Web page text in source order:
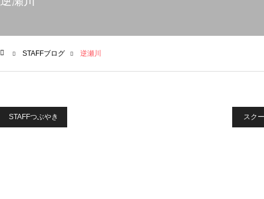
STAFFブログ 逆瀬川
STAFFつぶやき スク